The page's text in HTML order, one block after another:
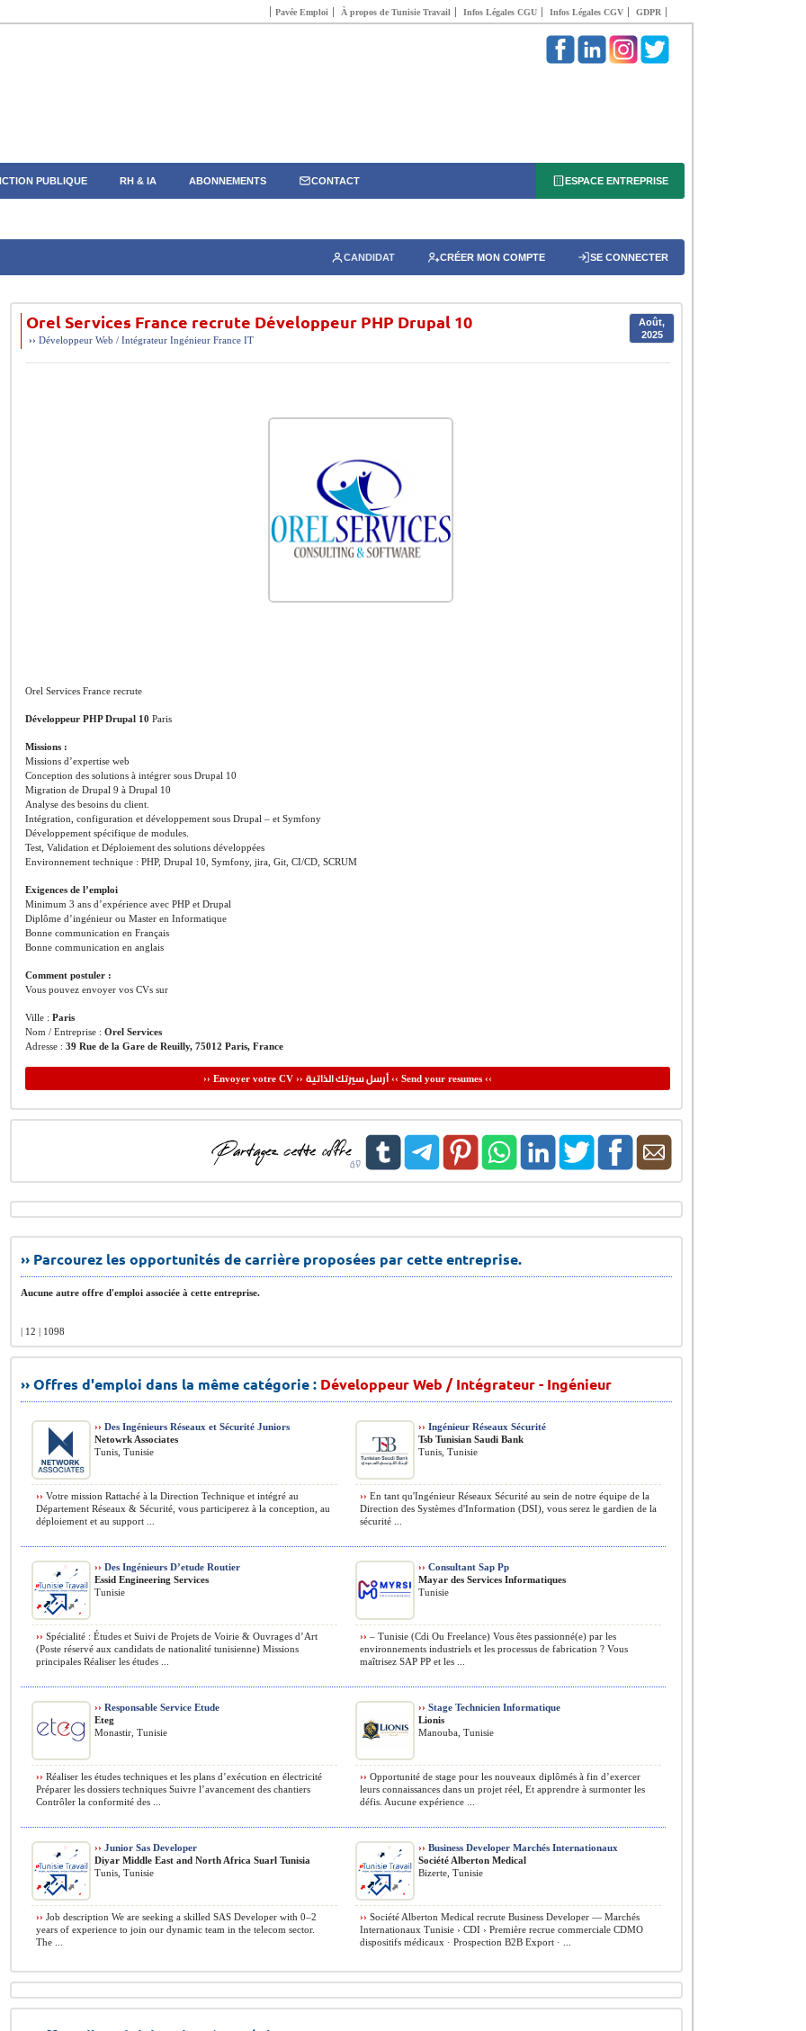
Pavée Emploi À propos de Tunisie Travail Infos Légales CGU Infos Légales CGV GDPR
PUBLIQUE RH & IA ABONNEMENTS CONTACT ESPACE ENTREPRISE
CANDIDAT CRÉER MON COMPTE SE CONNECTER
Orel Services France recrute Développeur PHP Drupal 10
Août,
2025
›› Développeur Web / Intégrateur Ingénieur France IT
Orel Services France recrute
Développeur PHP Drupal 10 Paris
Missions :
Missions d’expertise web
Conception des solutions à intégrer sous Drupal 10
Migration de Drupal 9 à Drupal 10
Analyse des besoins du client.
Intégration, configuration et développement sous Drupal – et Symfony
Développement spécifique de modules.
Test, Validation et Déploiement des solutions développées
Environnement technique : PHP, Drupal 10, Symfony, jira, Git, CI/CD, SCRUM
Exigences de l’emploi
Minimum 3 ans d’expérience avec PHP et Drupal
Diplôme d’ingénieur ou Master en Informatique
Bonne communication en Français
Bonne communication en anglais
Comment postuler :
Vous pouvez envoyer vos CVs sur
Ville : Paris
Nom / Entreprise : Orel Services
Adresse : 39 Rue de la Gare de Reuilly, 75012 Paris, France
›› Envoyer votre CV ›› أرسل سيرتك الذاتية‹‹ Send your resumes ‹‹
›› Parcourez les opportunités de carrière proposées par cette entreprise.
Aucune autre offre d'emploi associée à cette entreprise.
| 12 | 1098
›› Offres d'emploi dans la même catégorie : Développeur Web / Intégrateur - Ingénieur
›› Des Ingénieurs Réseaux et Sécurité Juniors
Netowrk Associates
Tunis, Tunisie
›› Votre mission Rattaché à la Direction Technique et intégré au
Département Réseaux & Sécurité, vous participerez à la conception, au
déploiement et au support ...
›› Ingénieur Réseaux Sécurité
Tsb Tunisian Saudi Bank
Tunis, Tunisie
›› En tant qu'Ingénieur Réseaux Sécurité au sein de notre équipe de la
Direction des Systèmes d'Information (DSI), vous serez le gardien de la
sécurité ...
›› Des Ingénieurs D’etude Routier
Essid Engineering Services
Tunisie
›› Spécialité : Études et Suivi de Projets de Voirie & Ouvrages d’Art
(Poste réservé aux candidats de nationalité tunisienne) Missions
principales Réaliser les études ...
›› Consultant Sap Pp
Mayar des Services Informatiques
Tunisie
›› – Tunisie (Cdi Ou Freelance) Vous êtes passionné(e) par les
environnements industriels et les processus de fabrication ? Vous
maîtrisez SAP PP et les ...
›› Responsable Service Etude
Eteg
Monastir, Tunisie
›› Réaliser les études techniques et les plans d’exécution en électricité
Préparer les dossiers techniques Suivre l’avancement des chantiers
Contrôler la conformité des ...
›› Stage Technicien Informatique
Lionis
Manouba, Tunisie
›› Opportunité de stage pour les nouveaux diplômés à fin d’exercer
leurs connaissances dans un projet réel, Et apprendre à surmonter les
défis. Aucune expérience ...
›› Junior Sas Developer
Diyar Middle East and North Africa Suarl Tunisia
Tunis, Tunisie
›› Job description We are seeking a skilled SAS Developer with 0–2
years of experience to join our dynamic team in the telecom sector.
The ...
›› Business Developer Marchés Internationaux
Société Alberton Medical
Bizerte, Tunisie
›› Société Alberton Medical recrute Business Developer — Marchés
Internationaux Tunisie › CDI › Première recrue commerciale CDMO
dispositifs médicaux · Prospection B2B Export · ...